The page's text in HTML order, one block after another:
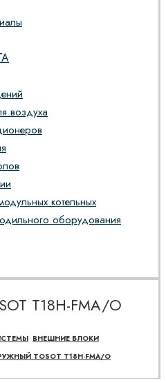
воздуха
котельных
оборудования
T18H-FMA/O
ВНЕШНИЕ БЛОКИ
TOSOT T18H-FMA/O